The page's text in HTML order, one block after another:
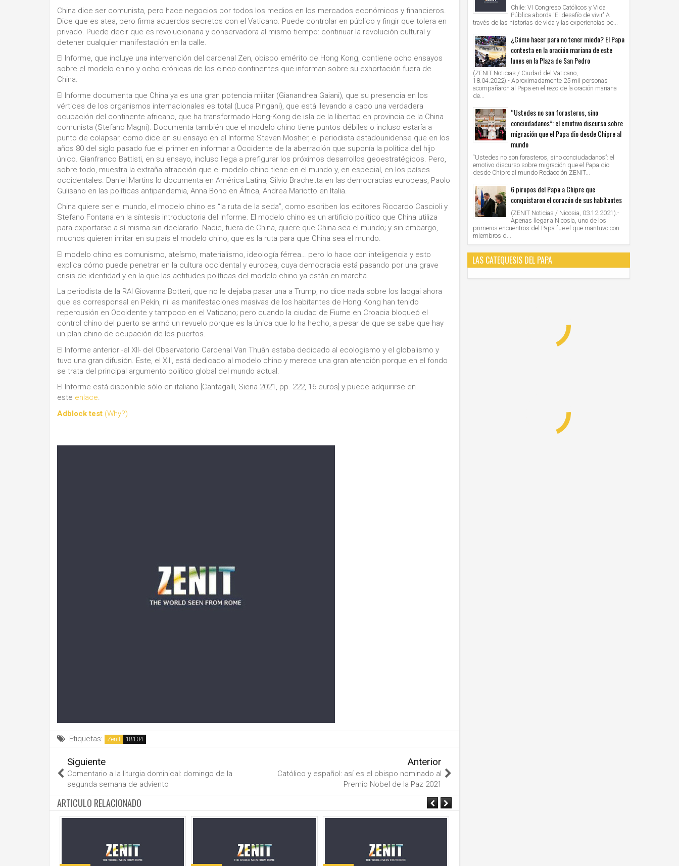
China dice ser comunista, pero hace negocios por todos los medios en los mercados económicos y financieros.
Dice que es atea, pero firma acuerdos secretos con el Vaticano. Puede controlar en público y fingir que tolera en
privado. Puede decir que es revolucionaria y conservadora al mismo tiempo: continuar la revolución cultural y
detener cualquier manifestación en la calle.
El Informe, que incluye una intervención del cardenal Zen, obispo emérito de Hong Kong, contiene ocho ensayos
sobre el modelo chino y ocho crónicas de los cinco continentes que informan sobre su exhortación fuera de
China.
El Informe documenta que China ya es una gran potencia militar (Gianandrea Gaiani), que su presencia en los
vértices de los organismos internacionales es total (Luca Pingani), que está llevando a cabo una verdadera
ocupación del continente africano, que ha transformado Hong-Kong de isla de la libertad en provincia de la China
comunista (Stefano Magni). Documenta también que el modelo chino tiene puntos débiles o incluso estaría a
punto de colapsar, como dice en su ensayo en el Informe Steven Mosher, el periodista estadounidense que en los
años 80 del siglo pasado fue el primer en informar a Occidente de la aberración que suponía la política del hijo
único. Gianfranco Battisti, en su ensayo, incluso llega a prefigurar los próximos desarrollos geoestratégicos. Pero,
sobre todo, muestra la extraña atracción que el modelo chino tiene en el mundo y, en especial, en los países
occidentales. Daniel Martins lo documenta en América Latina, Silvio Brachetta en las democracias europeas, Paolo
Gulisano en las políticas antipandemia, Anna Bono en África, Andrea Mariotto en Italia.
China quiere ser el mundo, el modelo chino es “la ruta de la seda”, como escriben los editores Riccardo Cascioli y
Stefano Fontana en la síntesis introductoria del Informe. El modelo chino es un artificio político que China utiliza
para exportarse a sí misma sin declararlo. Nadie, fuera de China, quiere que China sea el mundo; y sin embargo,
muchos quieren imitar en su país el modelo chino, que es la ruta para que China sea el mundo.
El modelo chino es comunismo, ateísmo, materialismo, ideología férrea… pero lo hace con inteligencia y esto
explica cómo puede penetrar en la cultura occidental y europea, cuya democracia está pasando por una grave
crisis de identidad y en la que las actitudes políticas del modelo chino ya están en marcha.
La periodista de la RAI Giovanna Botteri, que no le dejaba pasar una a Trump, no dice nada sobre los laogai ahora
que es corresponsal en Pekín, ni las manifestaciones masivas de los habitantes de Hong Kong han tenido
repercusión en Occidente y tampoco en el Vaticano; pero cuando la ciudad de Fiume en Croacia bloqueó el
control chino del puerto se armó un revuelo porque es la única que lo ha hecho, a pesar de que se sabe que hay
un plan chino de ocupación de los puertos.
El Informe anterior -el XII- del Observatorio Cardenal Van Thuân estaba dedicado al ecologismo y el globalismo y
tuvo una gran difusión. Este, el XIII, está dedicado al modelo chino y merece una gran atención porque en el fondo
se trata del principal argumento político global del mundo actual.
El Informe está disponible sólo en italiano [Cantagalli, Siena 2021, pp. 222, 16 euros] y puede adquirirse en
este enlace.
Adblock test (Why?)
Etiquetas: Zenit
Siguiente
Comentario a la liturgia dominical: domingo de la
segunda semana de adviento
Anterior
Católico y español: así es el obispo nominado al
Premio Nobel de la Paz 2021
ARTICULO RELACIONADO
Chile: VI Congreso Católicos y Vida
Pública aborda 'El desafío de vivir' A
través de las historias de vida y las experiencias pe...
¿Cómo hacer para no tener miedo? El Papa
contesta en la oración mariana de este
lunes en la Plaza de San Pedro
(ZENIT Noticias / Ciudad del Vaticano,
18.04.2022).- Aproximadamente 25 mil personas
acompañaron al Papa en el rezo de la oración mariana
de...
“Ustedes no son forasteros, sino
conciudadanos”: el emotivo discurso sobre
migración que el Papa dio desde Chipre al
mundo
“Ustedes no son forasteros, sino conciudadanos”: el
emotivo discurso sobre migración que el Papa dio
desde Chipre al mundo Redacción ZENIT...
6 piropos del Papa a Chipre que
conquistaron el corazón de sus habitantes
(ZENIT Noticias / Nicosia, 03.12.2021).-
Apenas llegar a Nicosia, uno de los
primeros encuentros del Papa fue el que mantuvo con
miembros d...
LAS CATEQUESIS DEL PAPA